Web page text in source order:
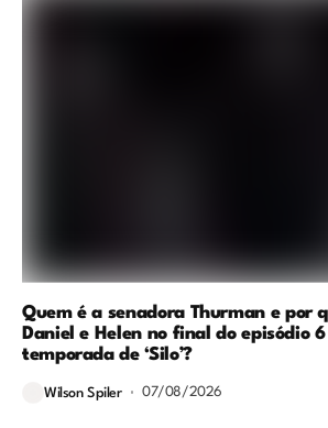
Quem é a senadora Thurman e por
Daniel e Helen no final do episódio
temporada de ‘Silo’?
Wilson Spiler 07/08/2026